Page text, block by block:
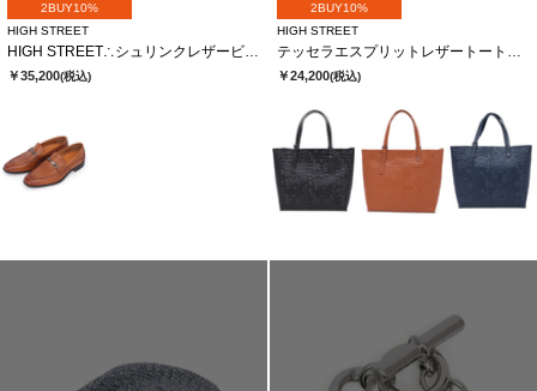
2BUY10%
HIGH STREET
HIGH STREET∴シュリンクレザービットローファー
￥35,200(税込)
2BUY10%
HIGH STREET
テッセラエスプリットレザートートバック
￥24,200(税込)